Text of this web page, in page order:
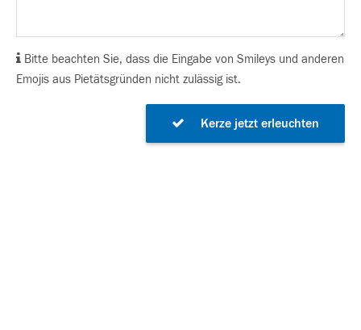
Bitte beachten Sie, dass die Eingabe von Smileys und anderen
Emojis aus Pietätsgründen nicht zulässig ist.
Kerze jetzt erleuchten